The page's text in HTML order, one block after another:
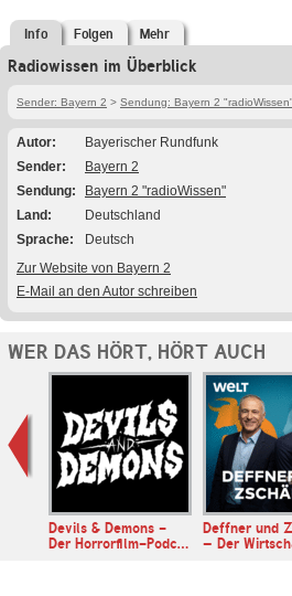
Info Folgen Mehr
Radiowissen im Überblick
Sender: Bayern 2 > Sendung: Bayern 2
Autor
Bayerischer Rundfunk
Sender
Bayern 2
Sendung
Bayern 2 "radioWissen"
Land
Deutschland
Sprache
Deutsch
Zur Website von Bayern 2
E-Mail an den Autor schreiben
WER DAS HÖRT, HÖRT AUCH
Devils & Demons -
Der Horrorfilm-Podc…
Deffner und
– Der